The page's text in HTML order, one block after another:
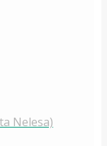
Nelesa)